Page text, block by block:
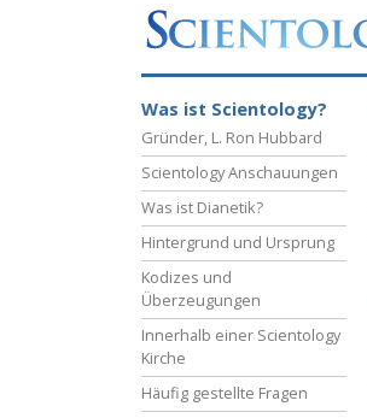
Was ist Scientology?
Gründer, L. Ron Hubbard
Scientology Anschauungen
Was ist Dianetik?
Hintergrund und Ursprung
Kodizes und
Überzeugungen
Innerhalb einer Scientology
Kirche
Häufig gestellte Fragen